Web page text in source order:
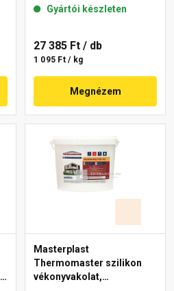
Gyártói készleten
27 385 Ft / db
1 095 Ft / kg
Megnézem
Masterplast
Thermomaster szilikon
vékonyvakolat,